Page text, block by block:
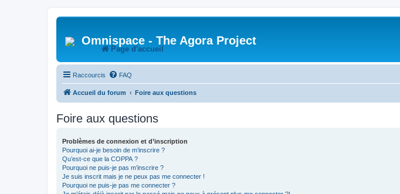
Omnispace - The Agora Project
Page d'accueil
Raccourcis FAQ
Accueil du forum Foire aux questions
Foire aux questions
Problèmes de connexion et d’inscription
Pourquoi ai-je besoin de m’inscrire ?
Qu’est-ce que la COPPA ?
Pourquoi ne puis-je pas m’inscrire ?
Je suis inscrit mais je ne peux pas me connecter !
Pourquoi ne puis-je pas me connecter ?